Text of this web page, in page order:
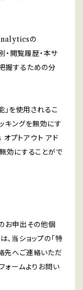
の
閲覧履歴・本サ
握するための分
を使用されるこ
キングを無効にす
プトアウト アド
効にすることがで
お申出その他個
当ショップの「特
先へご連絡いただ
ォームよりお問い